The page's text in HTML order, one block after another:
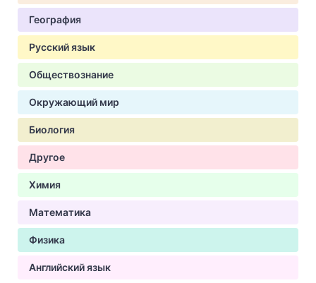
География
Русский язык
Обществознание
Окружающий мир
Биология
Другое
Химия
Математика
Физика
Английский язык